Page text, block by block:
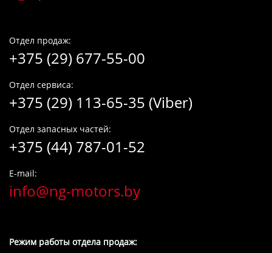
Отдел продаж:
+375 (29) 677-55-00
Отдел сервиса:
+375 (29) 113-65-35 (Viber)
Отдел запасных частей:
+375 (44) 787-01-52
E-mail:
info@ng-motors.by
Режим работы отдела продаж: